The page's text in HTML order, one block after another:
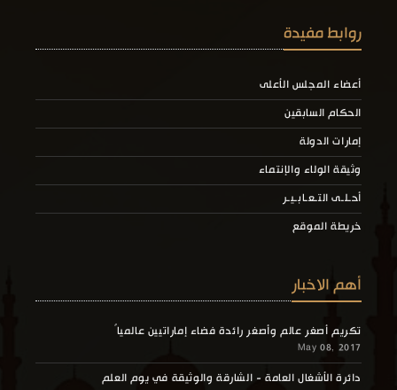
روابط مفيدة
أعضاء المجلس الأعلى
الحكام السابقين
إمارات الدولة
وثيقة الولاء والإنتماء
أحـلـى التـعـابـيـر
خريطة الموقع
أهم الاخبار
تكريم أصغر عالم وأصغر رائدة فضاء إماراتيين عالمياً
May 08, 2017
دائرة الأشغال العامة - الشارقة والوثيقة في يوم العلم